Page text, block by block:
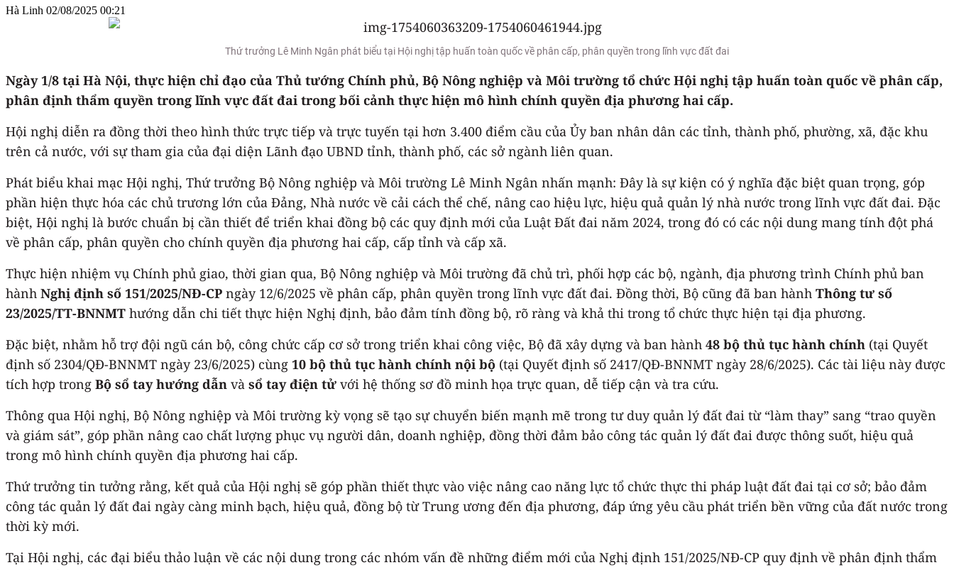
Hà Linh 02/08/2025 00:21
Thứ trưởng Lê Minh Ngân phát biểu tại Hội nghị tập huấn toàn quốc về phân cấp, phân quyền trong lĩnh vực đất đai
Ngày 1/8 tại Hà Nội, thực hiện chỉ đạo của Thủ tướng Chính phủ, Bộ Nông nghiệp và Môi trường tổ chức Hội nghị tập huấn toàn quốc về phân cấp,
phân định thẩm quyền trong lĩnh vực đất đai trong bối cảnh thực hiện mô hình chính quyền địa phương hai cấp.
Hội nghị diễn ra đồng thời theo hình thức trực tiếp và trực tuyến tại hơn 3.400 điểm cầu của Ủy ban nhân dân các tỉnh, thành phố, phường, xã, đặc khu
trên cả nước, với sự tham gia của đại diện Lãnh đạo UBND tỉnh, thành phố, các sở ngành liên quan.
Phát biểu khai mạc Hội nghị, Thứ trưởng Bộ Nông nghiệp và Môi trường Lê Minh Ngân nhấn mạnh: Đây là sự kiện có ý nghĩa đặc biệt quan trọng, góp
phần hiện thực hóa các chủ trương lớn của Đảng, Nhà nước về cải cách thể chế, nâng cao hiệu lực, hiệu quả quản lý nhà nước trong lĩnh vực đất đai. Đặc
biệt, Hội nghị là bước chuẩn bị cần thiết để triển khai đồng bộ các quy định mới của Luật Đất đai năm 2024, trong đó có các nội dung mang tính đột phá
về phân cấp, phân quyền cho chính quyền địa phương hai cấp, cấp tỉnh và cấp xã.
Thực hiện nhiệm vụ Chính phủ giao, thời gian qua, Bộ Nông nghiệp và Môi trường đã chủ trì, phối hợp các bộ, ngành, địa phương trình Chính phủ ban
hành Nghị định số 151/2025/NĐ-CP ngày 12/6/2025 về phân cấp, phân quyền trong lĩnh vực đất đai. Đồng thời, Bộ cũng đã ban hành Thông tư số
23/2025/TT-BNNMT hướng dẫn chi tiết thực hiện Nghị định, bảo đảm tính đồng bộ, rõ ràng và khả thi trong tổ chức thực hiện tại địa phương.
Đặc biệt, nhằm hỗ trợ đội ngũ cán bộ, công chức cấp cơ sở trong triển khai công việc, Bộ đã xây dựng và ban hành 48 bộ thủ tục hành chính (tại Quyết
định số 2304/QĐ-BNNMT ngày 23/6/2025) cùng 10 bộ thủ tục hành chính nội bộ (tại Quyết định số 2417/QĐ-BNNMT ngày 28/6/2025). Các tài liệu này được
tích hợp trong Bộ sổ tay hướng dẫn và sổ tay điện tử với hệ thống sơ đồ minh họa trực quan, dễ tiếp cận và tra cứu.
Thông qua Hội nghị, Bộ Nông nghiệp và Môi trường kỳ vọng sẽ tạo sự chuyển biến mạnh mẽ trong tư duy quản lý đất đai từ “làm thay” sang “trao quyền
và giám sát”, góp phần nâng cao chất lượng phục vụ người dân, doanh nghiệp, đồng thời đảm bảo công tác quản lý đất đai được thông suốt, hiệu quả
trong mô hình chính quyền địa phương hai cấp.
Thứ trưởng tin tưởng rằng, kết quả của Hội nghị sẽ góp phần thiết thực vào việc nâng cao năng lực tổ chức thực thi pháp luật đất đai tại cơ sở; bảo đảm
công tác quản lý đất đai ngày càng minh bạch, hiệu quả, đồng bộ từ Trung ương đến địa phương, đáp ứng yêu cầu phát triển bền vững của đất nước trong
thời kỳ mới.
Tại Hội nghị, các đại biểu thảo luận về các nội dung trong các nhóm vấn đề những điểm mới của Nghị định 151/2025/NĐ-CP quy định về phân định thẩm